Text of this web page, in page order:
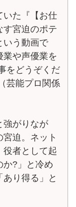
た『【お仕
す宮迫のポテ
いう動画で
業や声優業を
をどうぞくだ
芸能プロ関係
がりなが
迫。ネット
役者として起
か?」と冷め
り得る」と